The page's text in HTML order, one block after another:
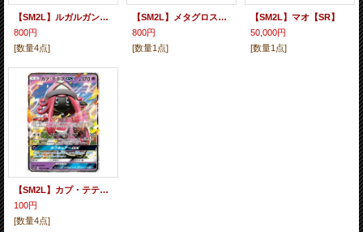
【SM2L】ルガルガンGX【SR】
800円
[数量4点]
【SM2L】メタグロスGX【SR】
800円
[数量1点]
【SM2L】マオ【SR】
50,000円
[数量1点]
【SM2L】カプ・テテフGX【RR】
100円
[数量4点]